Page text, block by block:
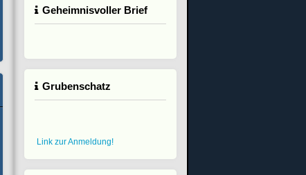
Geheimnisvoller Brief
Grubenschatz
Link zur Anmeldung!